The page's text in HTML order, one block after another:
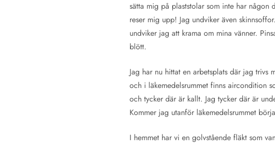
sätta mig på plaststolar som inte har
reser mig upp! Jag undviker även
undviker jag att krama om mina vänner.
blött.
Jag har nu hittat en arbetsplats där jag trivs
och i läkemedelsrummet finns aircondition
och tycker där är kallt. Jag tycker där är
Kommer jag utanför läkemedelsrummet
I hemmet har vi en golvstående fläkt som